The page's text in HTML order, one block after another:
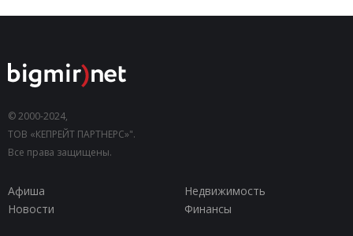
© 2000-2024,
ТОВ «КЕПРЕЙТ ПАРТНЕРС»".
Все права защищены.
Афиша
Недвижимость
Новости
Финансы